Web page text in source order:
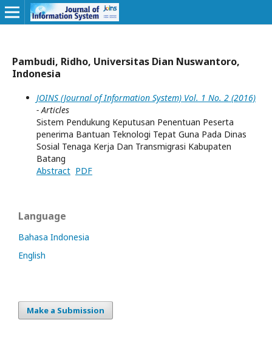
Pambudi, Ridho, Universitas Dian Nuswantoro,
Indonesia
JOINS (Journal of Information System) Vol. 1 No. 2 (2016)
- Articles
Sistem Pendukung Keputusan Penentuan Peserta
penerima Bantuan Teknologi Tepat Guna Pada Dinas
Sosial Tenaga Kerja Dan Transmigrasi Kabupaten
Batang
Abstract PDF
Language
Bahasa Indonesia
English
Make a Submission